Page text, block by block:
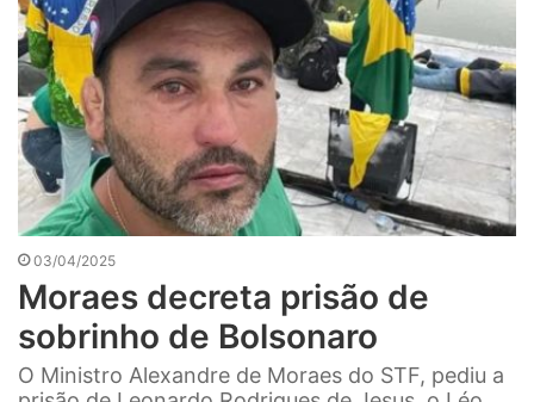
03/04/2025
Moraes decreta prisão de
sobrinho de Bolsonaro
O Ministro Alexandre de Moraes do STF, pediu a